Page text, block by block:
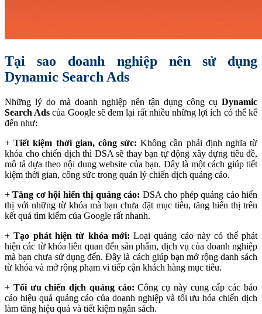
Tại sao doanh nghiệp nên sử dụng
Dynamic Search Ads
Những lý do mà doanh nghiệp nên tận dụng công cụ Dynamic
Search Ads của Google sẽ đem lại rất nhiều những lợi ích có thể kể
đến như:
+Tiết kiệm thời gian, công sức:Không cần phải định nghĩa từ
khóa cho chiến dịch thì DSA sẽ thay bạn tự động xây dựng tiêu đề,
mô tả dựa theo nội dung website của bạn. Đây là một cách giúp tiết
kiệm thời gian, công sức trong quản lý chiến dịch quảng cáo.
+ Tăng cơ hội hiển thị quảng cáo: DSA cho phép quảng cáo hiển
thị với những từ khóa mà bạn chưa đặt mục tiêu, tăng hiển thị trên
kết quả tìm kiếm của Google rất nhanh.
+Tạo phát hiện từ khóa mới: Loại quảng cáo này có thể phát
hiện các từ khóa liên quan đến sản phẩm, dịch vụ của doanh nghiệp
mà bạn chưa sử dụng đến. Đây là cách giúp bạn mở rộng danh sách
từ khóa và mở rộng phạm vi tiếp cận khách hàng mục tiêu.
+ Tối ưu chiến dịch quảng cáo: Công cụ này cung cấp các báo
cáo hiệu quả quảng cáo của doanh nghiệp và tối ưu hóa chiến dịch
làm tăng hiệu quả và tiết kiệm ngân sách.